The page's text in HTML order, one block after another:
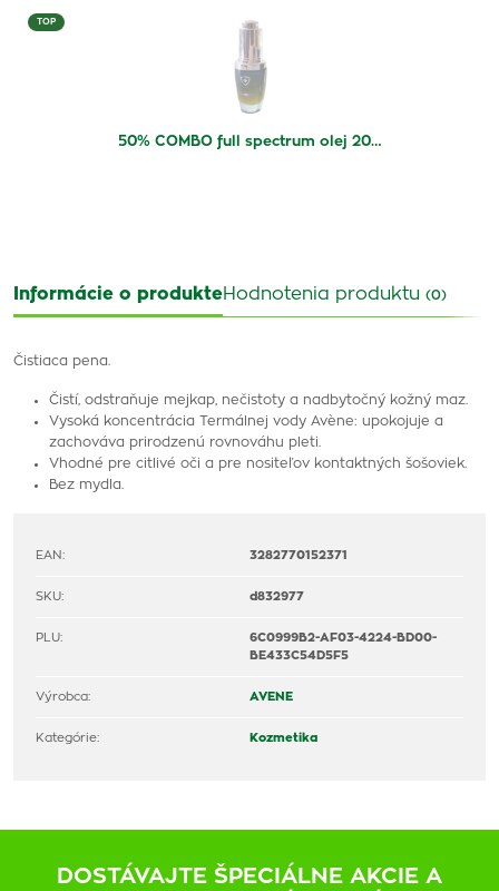
TOP
50% COMBO full spectrum olej 20…
Informácie o produkteHodnotenia produktu (0)
Čistiaca pena.
Čistí, odstraňuje mejkap, nečistoty a nadbytočný kožný maz.
Vysoká koncentrácia Termálnej vody Avène: upokojuje a
zachováva prirodzenú rovnováhu pleti.
Vhodné pre citlivé oči a pre nositeľov kontaktných šošoviek.
Bez mydla.
EAN: 3282770152371
SKU: d832977
PLU:
6C0999B2-AF03-4224-BD00-
BE433C54D5F5
Výrobca: AVENE
Kategórie: Kozmetika
DOSTÁVAJTE ŠPECIÁLNE AKCIE A